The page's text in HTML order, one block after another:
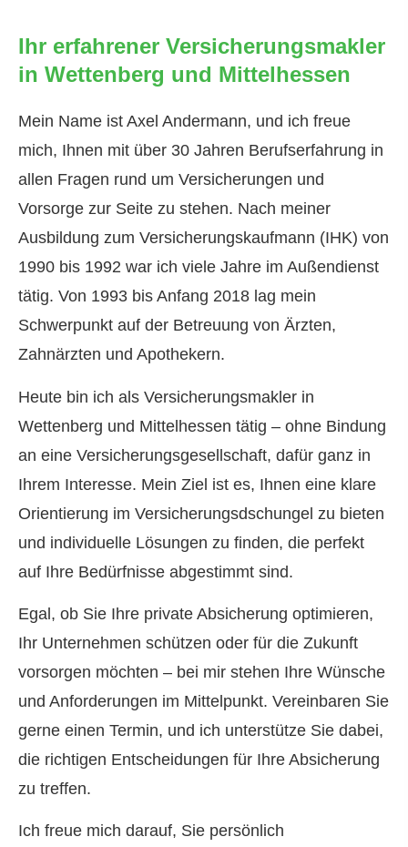
Ihr erfahrener Ver­sicherungs­makler
in Wettenberg und Mittelhessen
Mein Name ist Axel Andermann, und ich freue
mich, Ihnen mit über 30 Jahren Berufserfahrung in
allen Fragen rund um Versicherungen und
Vorsorge zur Seite zu stehen. Nach meiner
Ausbildung zum Versicherungskaufmann (IHK) von
1990 bis 1992 war ich viele Jahre im Außendienst
tätig. Von 1993 bis Anfang 2018 lag mein
Schwerpunkt auf der Betreuung von Ärzten,
Zahnärzten und Apothekern.
Heute bin ich als Ver­sicherungs­makler in
Wettenberg und Mittelhessen tätig – ohne Bindung
an eine Versicherungsgesellschaft, dafür ganz in
Ihrem Interesse. Mein Ziel ist es, Ihnen eine klare
Orientierung im Versicherungsdschungel zu bieten
und individuelle Lösungen zu finden, die perfekt
auf Ihre Bedürfnisse abgestimmt sind.
Egal, ob Sie Ihre private Absicherung optimieren,
Ihr Unternehmen schützen oder für die Zukunft
vorsorgen möchten – bei mir stehen Ihre Wünsche
und Anforderungen im Mittelpunkt. Vereinbaren Sie
gerne einen Termin, und ich unterstütze Sie dabei,
die richtigen Entscheidungen für Ihre Absicherung
zu treffen.
Ich freue mich darauf, Sie persönlich